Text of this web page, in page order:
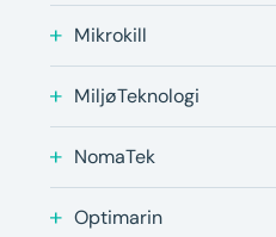
Mikrokill
MiljøTeknologi
NomaTek
Optimarin